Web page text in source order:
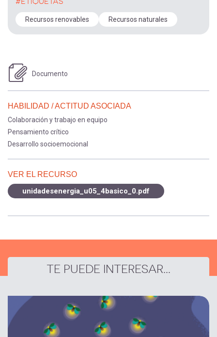
Recursos renovables Recursos naturales
Documento
HABILIDAD / ACTITUD ASOCIADA
Colaboración y trabajo en equipo
Pensamiento crítico
Desarrollo socioemocional
VER EL RECURSO
unidadesenergia_u05_4basico_0.pdf
TE PUEDE INTERESAR...